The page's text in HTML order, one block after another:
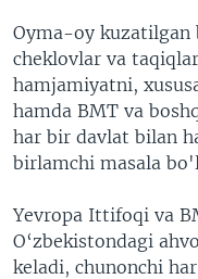
Oyma-oy kuzatilgan
cheklovlar va
hamjamiyatni,
hamda BMT va
har bir davlat bilan
birlamchi masala
Yevropa Ittifoqi va
O‘zbekistondagi
keladi, chunonchi